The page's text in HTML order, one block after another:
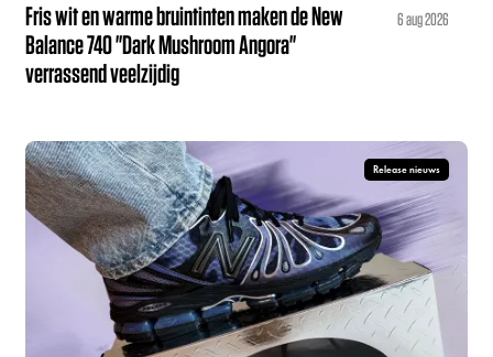
Fris wit en warme bruintinten maken de New
Balance 740 "Dark Mushroom Angora"
verrassend veelzijdig
6 aug 2026
Release nieuws